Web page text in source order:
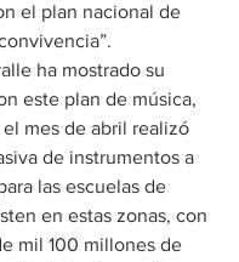
el plan nacional de
ha mostrado su
este plan de música,
mes de abril realizó
de instrumentos a
las escuelas de
en estas zonas, con
mil 100 millones de